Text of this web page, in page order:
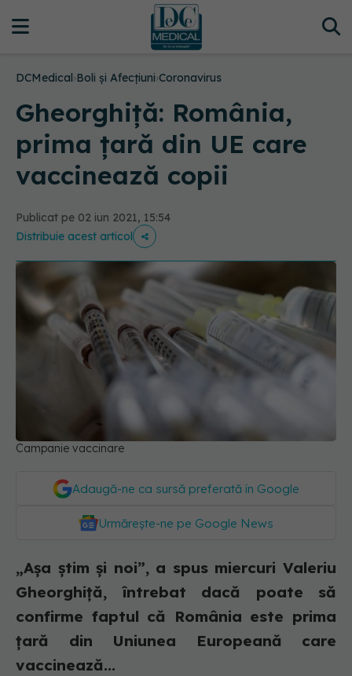
DCMedical›Boli și Afecțiuni›Coronavirus
Gheorghiţă: România,
prima țară din UE care
vaccinează copii
Publicat pe 02 iun 2021, 15:54
Distribuie acest articol
Campanie vaccinare
Adaugă-ne ca sursă preferată în Google
Urmărește-ne pe Google News
„Așa știm și noi”, a spus miercuri Valeriu
Gheorghiță, întrebat dacă poate să
confirme faptul că România este prima
țară din Uniunea Europeană care
vaccinează...